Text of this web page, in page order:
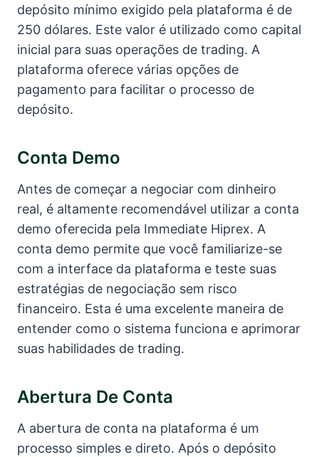
depósito mínimo exigido pela plataforma é de
250 dólares. Este valor é utilizado como capital
inicial para suas operações de trading. A
plataforma oferece várias opções de
pagamento para facilitar o processo de
depósito.
Conta Demo
Antes de começar a negociar com dinheiro
real, é altamente recomendável utilizar a conta
demo oferecida pela Immediate Hiprex. A
conta demo permite que você familiarize-se
com a interface da plataforma e teste suas
estratégias de negociação sem risco
financeiro. Esta é uma excelente maneira de
entender como o sistema funciona e aprimorar
suas habilidades de trading.
Abertura De Conta
A abertura de conta na plataforma é um
processo simples e direto. Após o depósito